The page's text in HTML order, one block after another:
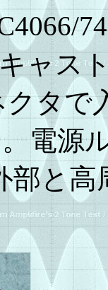
ャス
タで
電源
部と高